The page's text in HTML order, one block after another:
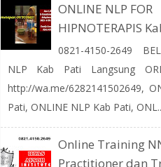
ONLINE NLP FOR
HIPNOTERAPIS
0821-4150-2649
NLP Kab Pati Langsung
http://wa.me/6282141502649,
Pati, ONLINE NLP Kab Pati,
Online Training
Practitioner dan